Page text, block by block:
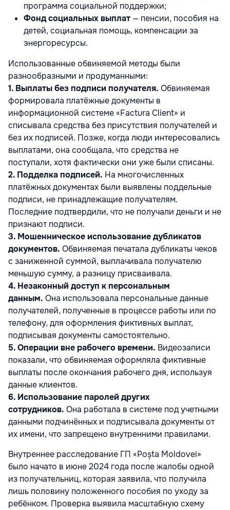
программа социальной поддержки;
Фонд социальных выплат — пенсии, пособия на
детей, социальная помощь, компенсации за
энергоресурсы.
Использованные обвиняемой методы были
разнообразными и продуманными:
1. Выплаты без подписи получателя. Обвиняемая
формировала платёжные документы в
информационной системе «Factura Client» и
списывала средства без присутствия получателей и
без их подписей. Позже, когда люди интересовались
выплатами, она сообщала, что средства не
поступали, хотя фактически они уже были списаны.
2. Подделка подписей. На многочисленных
платёжных документах были выявлены поддельные
подписи, не принадлежащие получателям.
Последние подтвердили, что не получали деньги и не
признают подписи.
3. Мошенническое использование дубликатов
документов. Обвиняемая печатала дубликаты чеков
с заниженной суммой, выплачивала получателю
меньшую сумму, а разницу присваивала.
4. Незаконный доступ к персональным
данным. Она использовала персональные данные
получателей, полученные в процессе работы или по
телефону, для оформления фиктивных выплат,
подписывая документы самостоятельно.
5. Операции вне рабочего времени. Видеозаписи
показали, что обвиняемая оформляла фиктивные
выплаты после окончания рабочего дня, используя
данные клиентов.
6. Использование паролей других
сотрудников. Она работала в системе под учетными
данными подчинённых и подписывала документы от
их имени, что запрещено внутренними правилами.
Внутреннее расследование ГП «Poșta Moldovei»
было начато в июне 2024 года после жалобы одной
из получательниц, которая заявила, что получила
лишь половину положенного пособия по уходу за
ребёнком. Проверка выявила масштабную схему